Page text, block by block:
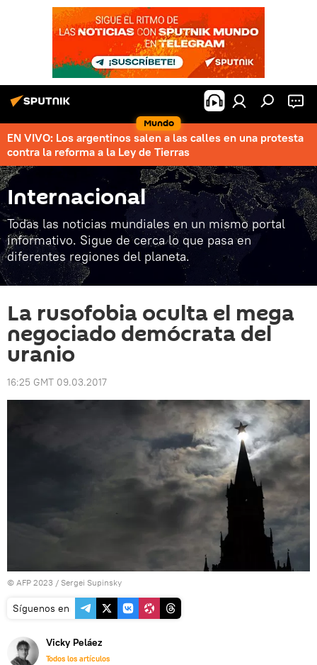
Mundo
EN VIVO: Los argentinos salen a las calles en una protesta
contra la reforma a la Ley de Tierras
Internacional
Todas las noticias mundiales en un mismo portal
informativo. Sigue de cerca lo que pasa en
diferentes regiones del planeta.
La rusofobia oculta el mega
negociado demócrata del
uranio
16:25 GMT 09.03.2017
© AFP 2023 / Sergei Supinsky
Síguenos en
Vicky Peláez
Todos los artículos